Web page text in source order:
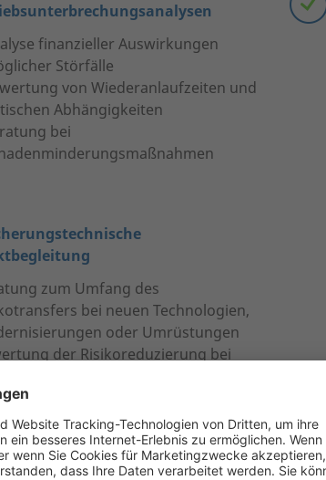
finanzieller Auswirkungen
Störfälle
von Wiederanlaufzeiten und
Abhängigkeiten
bei
zum Umfang des
bei neuen Technologien,
oder Umrüstungen
der Risikoreduzierung bei
der Schadenfrüherkennung
-verhütung